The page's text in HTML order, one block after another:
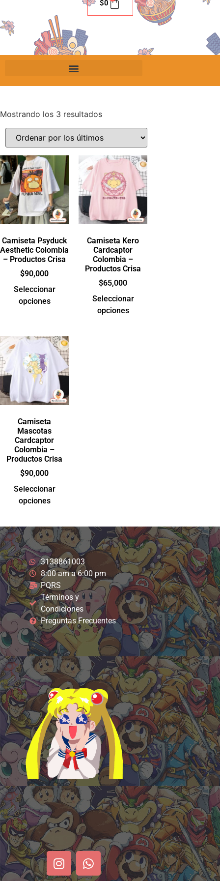
$0
Mostrando los 3 resultados
Camiseta Psyduck
Aesthetic Colombia
– Productos Crisa
$90,000
Seleccionar
opciones
Camiseta Kero
Cardcaptor
Colombia –
Productos Crisa
$65,000
Seleccionar
opciones
Camiseta
Mascotas
Cardcaptor
Colombia –
Productos Crisa
$90,000
Seleccionar
opciones
3138861003
8:00 am a 6:00 pm
PQRS
Términos y
Condiciones
Preguntas Frecuentes